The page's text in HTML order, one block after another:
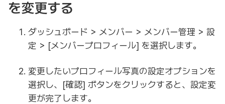
を変更する
ダッシュボード > メンバー > メンバー管理 > 設
定 > [メンバープロフィール] を選択します。
変更したいプロフィール写真の設定オプションを
選択し、[確認] ボタンをクリックすると、設定変
更が完了します。